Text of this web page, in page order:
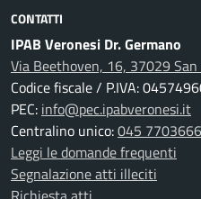
CONTATTI
IPAB Veronesi Dr. Germano
Via Beethoven, 16, 37029
Codice fiscale / P.IVA:
PEC: info@pec.ipabveronesi.it
Centralino unico:045 7703666
Leggi le domande frequenti
Segnalazione atti illeciti